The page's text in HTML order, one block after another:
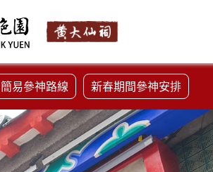
簡易參神路線 新春期間參神安排